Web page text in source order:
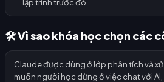
lập trình trước đó.
🛠️ Vì sao khóa học chọn các
Claude được dùng ở lớp phân tích và
muốn người học dừng ở việc chat với